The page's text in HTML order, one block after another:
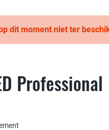
dit moment niet ter
Professional